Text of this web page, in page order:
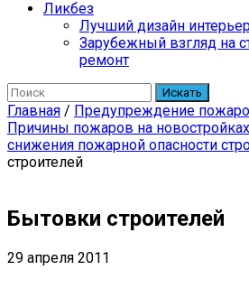
Ликбез
Лучший дизайн
Зарубежный взгляд на
ремонт
Искать
Главная / Предупреждение
Причины пожаров на
снижения пожарной опасности
строителей
Бытовки строителей
29 апреля 2011